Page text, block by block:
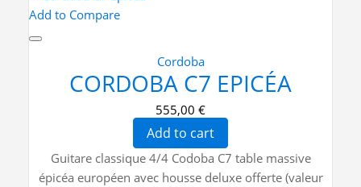
Add to Compare
Cordoba
CORDOBA C7 EPICÉA
555,00 €
Add to cart
Guitare classique 4/4 Codoba C7 table massive
épicéa européen avec housse deluxe offerte (valeur